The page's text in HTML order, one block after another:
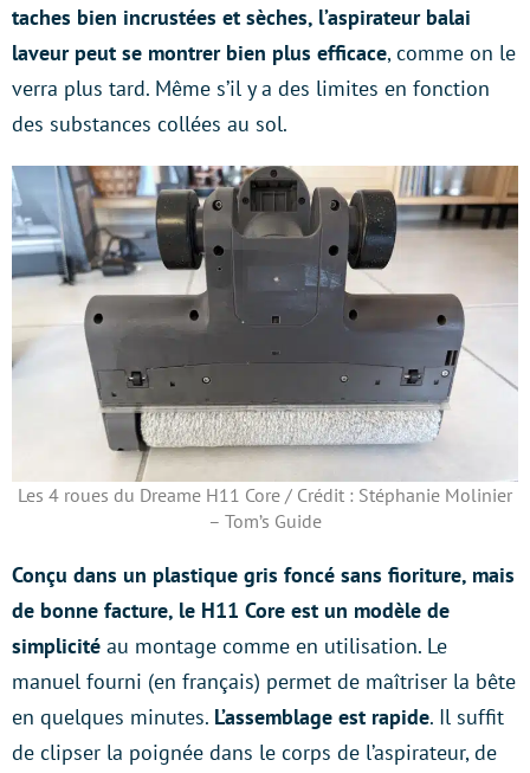
taches bien incrustées et sèches, l’aspirateur balai
laveur peut se montrer bien plus efficace, comme on le
verra plus tard. Même s’il y a des limites en fonction
des substances collées au sol.
Les 4 roues du Dreame H11 Core / Crédit : Stéphanie Molinier
– Tom’s Guide
Conçu dans un plastique gris foncé sans fioriture, mais
de bonne facture, le H11 Core est un modèle de
simplicité au montage comme en utilisation. Le
manuel fourni (en français) permet de maîtriser la bête
en quelques minutes. L’assemblage est rapide. Il suffit
de clipser la poignée dans le corps de l’aspirateur, de